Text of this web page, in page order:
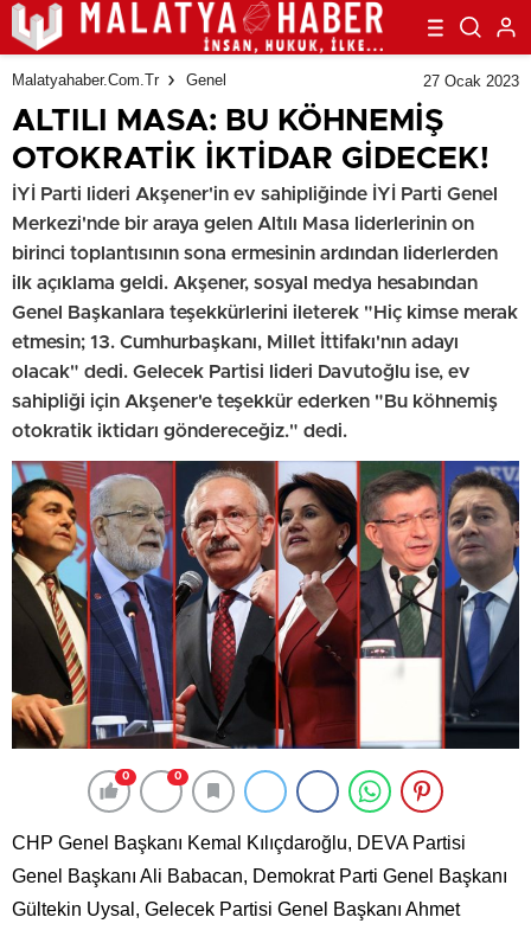
Malatyahaber.com.tr Genel 27 Ocak 2023
ALTILI MASA: BU KÖHNEMİŞ
OTOKRATİK İKTİDAR GİDECEK!
İYİ Parti lideri Akşener'in ev sahipliğinde İYİ Parti Genel
Merkezi'nde bir araya gelen Altılı Masa liderlerinin on
birinci toplantısının sona ermesinin ardından liderlerden
ilk açıklama geldi. Akşener, sosyal medya hesabından
Genel Başkanlara teşekkürlerini ileterek "Hiç kimse merak
etmesin; 13. Cumhurbaşkanı, Millet İttifakı'nın adayı
olacak" dedi. Gelecek Partisi lideri Davutoğlu ise, ev
sahipliği için Akşener'e teşekkür ederken "Bu köhnemiş
otokratik iktidarı göndereceğiz." dedi.
0 0
CHP Genel Başkanı Kemal Kılıçdaroğlu, DEVA Partisi
Genel Başkanı Ali Babacan, Demokrat Parti Genel Başkanı
Gültekin Uysal, Gelecek Partisi Genel Başkanı Ahmet